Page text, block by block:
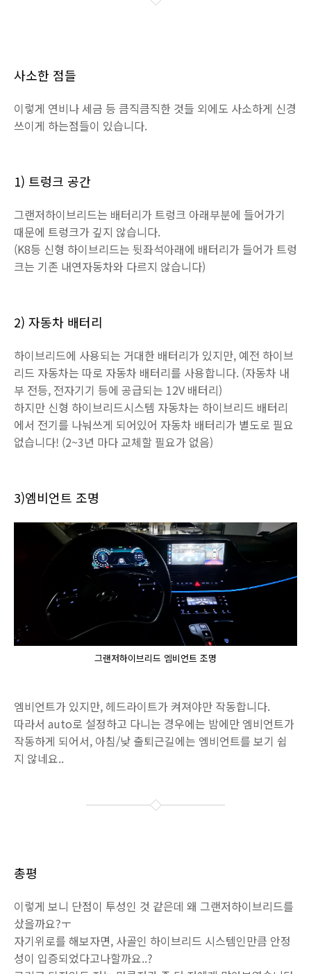
사소한 점들
이렇게 연비나 세금 등 큼직큼직한 것들 외에도 사소하게 신경
쓰이게 하는점들이 있습니다.
1) 트렁크 공간
그랜저하이브리드는 배터리가 트렁크 아래부분에 들어가기
때문에 트렁크가 깊지 않습니다.
(K8등 신형 하이브리드는 뒷좌석아래에 배터리가 들어가 트렁
크는 기존 내연자동차와 다르지 않습니다)
2) 자동차 배터리
하이브리드에 사용되는 거대한 배터리가 있지만, 예전 하이브
리드 자동차는 따로 자동차 배터리를 사용합니다. (자동차 내
부 전등, 전자기기 등에 공급되는 12V 배터리)
하지만 신형 하이브리드시스템 자동차는 하이브리드 배터리
에서 전기를 나눠쓰게 되어있어 자동차 배터리가 별도로 필요
없습니다! (2~3년 마다 교체할 필요가 없음)
3)엠비언트 조명
그랜저하이브리드 엠비언트 조명
엠비언트가 있지만, 헤드라이트가 켜져야만 작동합니다.
따라서 auto로 설정하고 다니는 경우에는 밤에만 엠비언트가
작동하게 되어서, 아침/낮 출퇴근길에는 엠비언트를 보기 쉽
지 않네요..
총평
이렇게 보니 단점이 투성인 것 같은데 왜 그랜저하이브리드를
샀을까요?ㅜ
자기위로를 해보자면, 사골인 하이브리드 시스템인만큼 안정
성이 입증되었다고나할까요..?